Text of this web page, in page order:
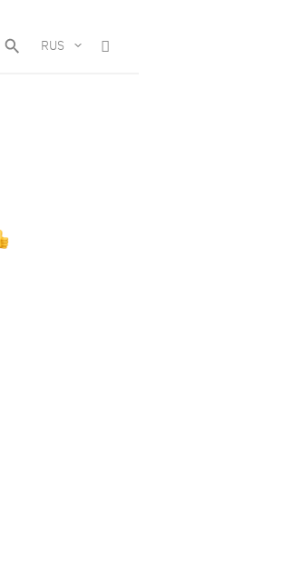
RUS